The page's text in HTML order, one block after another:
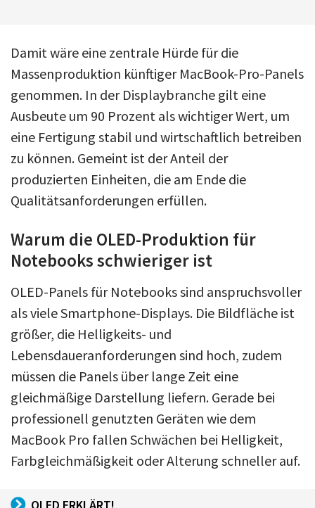
Damit wäre eine zentrale Hürde für die
Massenproduktion künftiger MacBook-Pro-Panels
genommen. In der Displaybranche gilt eine
Ausbeute um 90 Prozent als wichtiger Wert, um
eine Fertigung stabil und wirtschaftlich betreiben
zu können. Gemeint ist der Anteil der
produzierten Einheiten, die am Ende die
Qualitätsanforderungen erfüllen.
Warum die OLED-Produktion für
Notebooks schwieriger ist
OLED-Panels für Notebooks sind anspruchsvoller
als viele Smartphone-Displays. Die Bildfläche ist
größer, die Helligkeits- und
Lebensdaueranforderungen sind hoch, zudem
müssen die Panels über lange Zeit eine
gleichmäßige Darstellung liefern. Gerade bei
professionell genutzten Geräten wie dem
MacBook Pro fallen Schwächen bei Helligkeit,
Farbgleichmäßigkeit oder Alterung schneller auf.
OLED ERKLÄRT!